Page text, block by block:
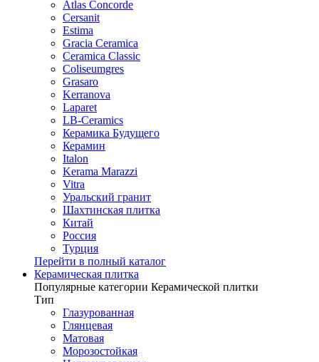
Atlas Concorde
Cersanit
Estima
Gracia Ceramica
Ceramica Classic
Coliseumgres
Grasaro
Kerranova
Laparet
LB-Ceramics
Керамика Будущего
Керамин
Italon
Kerama Marazzi
Vitra
Уральский гранит
Шахтинская плитка
Китай
Россия
Турция
Перейти в полный каталог
Керамическая плитка
Популярные категории Керамической плитки
Тип
Глазурованная
Глянцевая
Матовая
Морозостойкая